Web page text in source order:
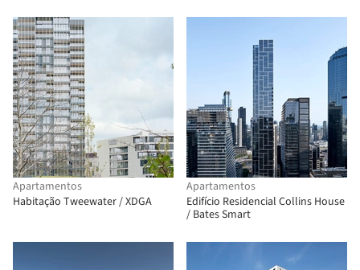
Apartamentos
Habitação Tweewater / XDGA
Apartamentos
Edifício Residencial Collins House
/ Bates Smart